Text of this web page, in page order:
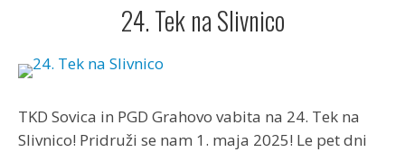
24. Tek na Slivnico
TKD Sovica in PGD Grahovo vabita na 24. Tek na
Slivnico! Pridruži se nam 1. maja 2025! Le pet dni